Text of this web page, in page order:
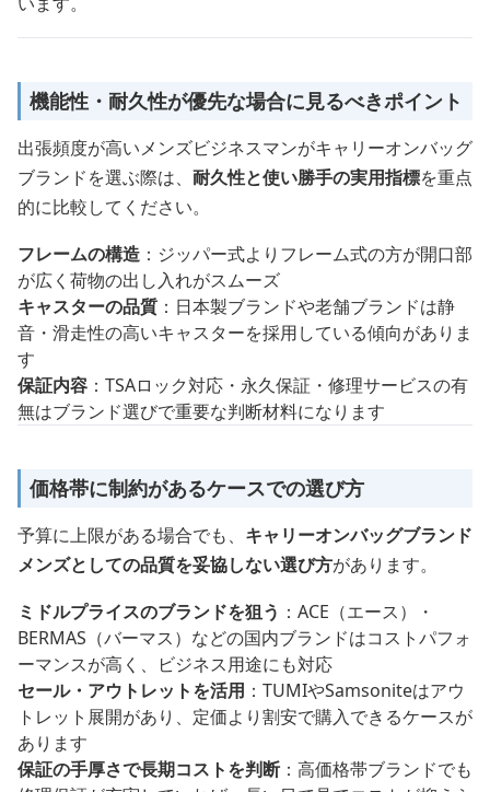
機能性・耐久性が優先な場合に見るべきポイント
出張頻度が高いメンズビジネスマンがキャリーオンバッグ
ブランドを選ぶ際は、 耐久性と使い勝手の実用指標を重点
的に比較してください。
フレームの構造 ：ジッパー式よりフレーム式の方が開口部
が広く荷物の出し入れがスムーズ
キャスターの品質 ：日本製ブランドや老舗ブランドは静
音・滑走性の高いキャスターを採用している傾向がありま
す
保証内容 ：TSAロック対応・永久保証・修理サービスの有
無はブランド選びで重要な判断材料になります
価格帯に制約があるケースでの選び方
予算に上限がある場合でも、 キャリーオンバッグブランド
メンズとしての品質を妥協しない選び方があります。
ミドルプライスのブランドを狙う ：ACE（エース）・
BERMAS（バーマス）などの国内ブランドはコストパフォ
ーマンスが高く、ビジネス用途にも対応
セール・アウトレットを活用 ：TUMIやSamsoniteはアウ
トレット展開があり、定価より割安で購入できるケースが
あります
保証の手厚さで長期コストを判断 ：高価格帯ブランドでも